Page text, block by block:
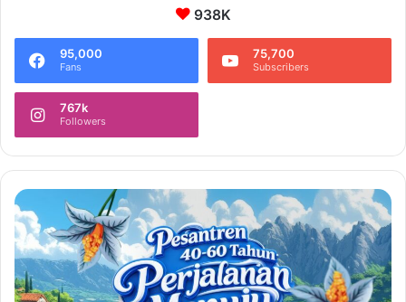
938K
95,000
Fans
75,700
Subscribers
767k
Followers